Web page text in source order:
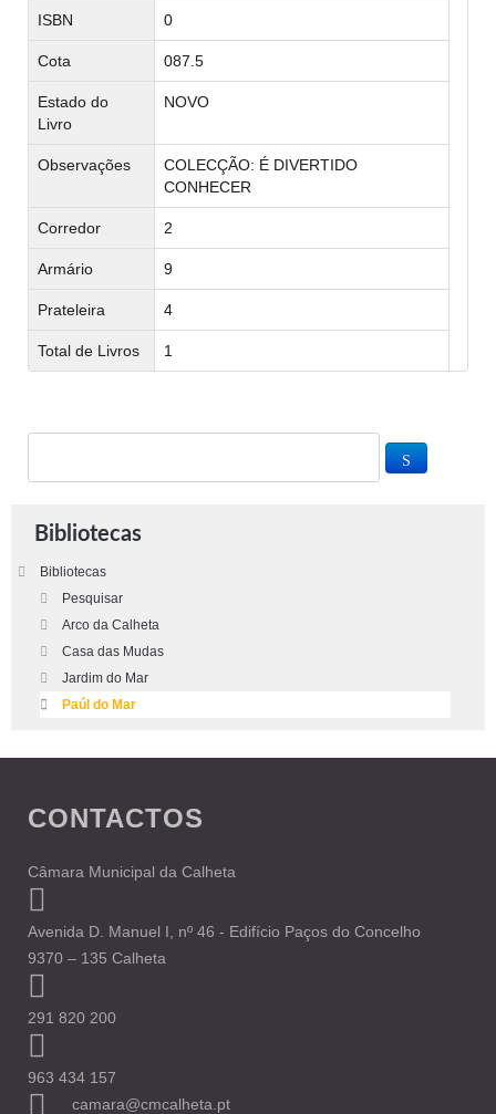
ISBN 0
Cota 087.5
Estado do
Livro
NOVO
Observações
COLECÇÃO: É DIVERTIDO
CONHECER
Corredor 2
Armário 9
Prateleira 4
Total de Livros 1
Bibliotecas
Bibliotecas
Pesquisar
Arco da Calheta
Casa das Mudas
Jardim do Mar
Paúl do Mar
CONTACTOS
Câmara Municipal da Calheta
Avenida D. Manuel I, nº 46 - Edifício Paços do Concelho
9370 – 135 Calheta
291 820 200
963 434 157
camara@cmcalheta.pt